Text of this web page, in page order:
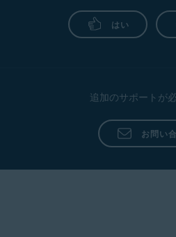
はい
追加のサポートが
お問い